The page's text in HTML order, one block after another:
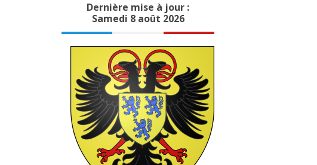
Dernière mise à jour :
Samedi 8 août 2026